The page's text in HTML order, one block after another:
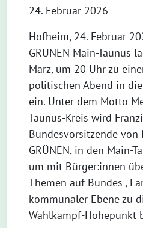
24. Februar 2026
Hofheim, 24. Februar
GRÜNEN Main-Taunus
März, um 20 Uhr zu
politischen Abend in
ein. Unter dem Motto
Taunus-Kreis wird
Bundesvorsitzende von
GRÜNEN, in den Main-
um mit Bürger:innen
Themen auf Bundes-,
kommunaler Ebene zu
Wahlkampf-Höhepunkt